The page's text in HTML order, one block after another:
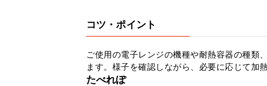
コツ・ポイント
ご使用の電子レンジの機種や耐熱容器の種類
ます。様子を確認しながら、必要に応じて加
たべれぽ